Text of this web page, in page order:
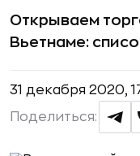
Открываем
Вьетнаме:
31 декабря 2020,
Поделиться: